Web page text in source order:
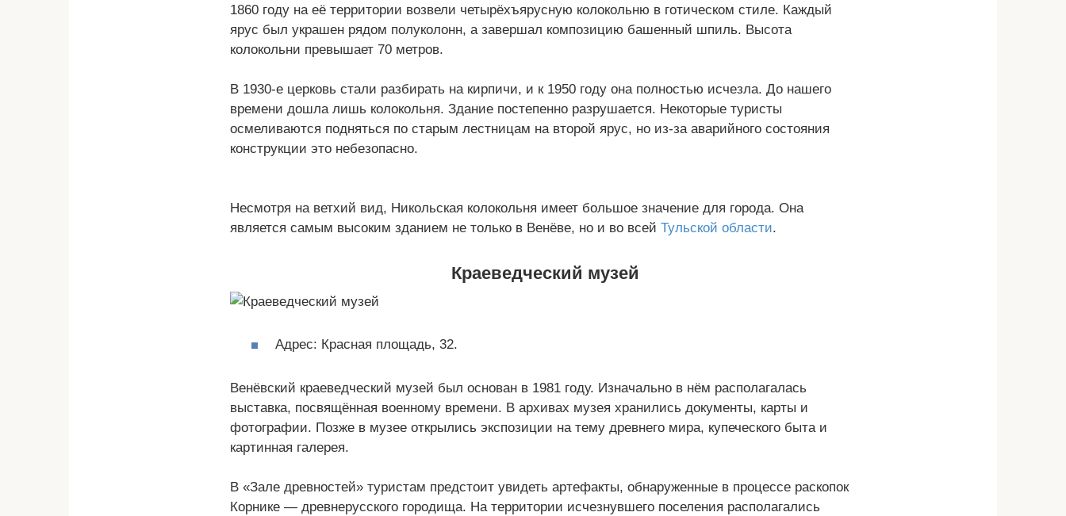
1860 году на её территории возвели четырёхъярусную колокольню в готическом стиле. Каждый
ярус был украшен рядом полуколонн, а завершал композицию башенный шпиль. Высота
колокольни превышает 70 метров.
В 1930-е церковь стали разбирать на кирпичи, и к 1950 году она полностью исчезла. До нашего
времени дошла лишь колокольня. Здание постепенно разрушается. Некоторые туристы
осмеливаются подняться по старым лестницам на второй ярус, но из-за аварийного состояния
конструкции это небезопасно.
Несмотря на ветхий вид, Никольская колокольня имеет большое значение для города. Она
является самым высоким зданием не только в Венёве, но и во всей Тульской области.
Краеведческий музей
Адрес: Красная площадь, 32.
Венёвский краеведческий музей был основан в 1981 году. Изначально в нём располагалась
выставка, посвящённая военному времени. В архивах музея хранились документы, карты и
фотографии. Позже в музее открылись экспозиции на тему древнего мира, купеческого быта и
картинная галерея.
В «Зале древностей» туристам предстоит увидеть артефакты, обнаруженные в процессе раскопок
Корнике — древнерусского городища. На территории исчезнувшего поселения располагались